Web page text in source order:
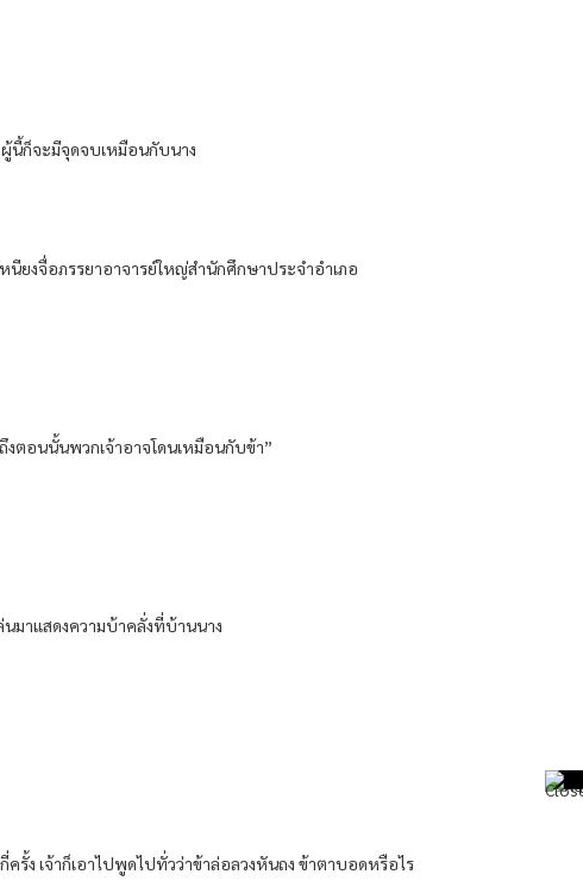
นี้ก็จะมีจุดจบเหมือนกับนาง
นียงจื่อภรรยาอาจารย์ใหญ่สำนักศึกษาประจำอำเภอ
งตอนนั้นพวกเจ้าอาจโดนเหมือนกับข้า”
มาแสดงความบ้าคลั่งที่บ้านนาง
ง เจ้าก็เอาไปพูดไปทั่วว่าข้าล่อลวงหันถง ข้าตาบอดหรือไร